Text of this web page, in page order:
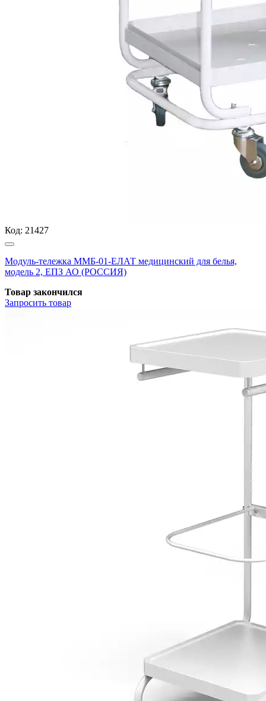
Код: 21427
Модуль-тележка ММБ-01-ЕЛАТ медицинский для белья,
модель 2, ЕПЗ АО (РОССИЯ)
Товар закончился
Запросить товар